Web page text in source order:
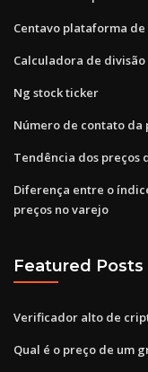
Centavo plataforma
Calculadora de
Ng stock ticker
Número de contato da
Tendência dos preços
Diferença entre o
preços no varejo
Featured Posts
Verificador alto de
Qual é o preço de um